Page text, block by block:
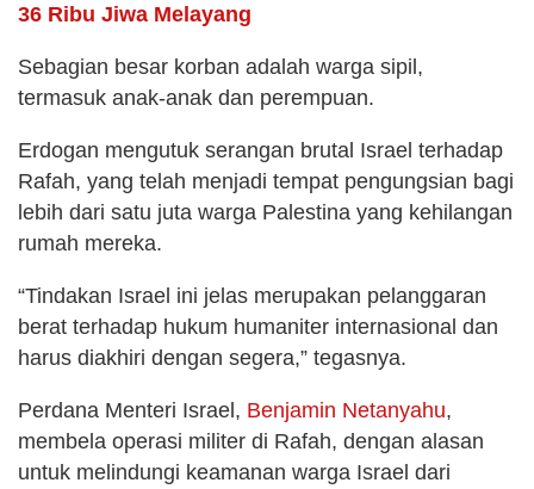
36 Ribu Jiwa Melayang
Sebagian besar korban adalah warga sipil,
termasuk anak-anak dan perempuan.
Erdogan mengutuk serangan brutal Israel terhadap
Rafah, yang telah menjadi tempat pengungsian bagi
lebih dari satu juta warga Palestina yang kehilangan
rumah mereka.
“Tindakan Israel ini jelas merupakan pelanggaran
berat terhadap hukum humaniter internasional dan
harus diakhiri dengan segera,” tegasnya.
Perdana Menteri Israel, Benjamin Netanyahu,
membela operasi militer di Rafah, dengan alasan
untuk melindungi keamanan warga Israel dari